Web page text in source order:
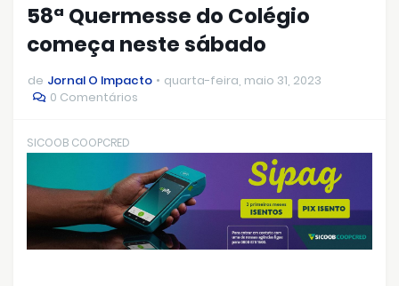
58ª Quermesse do Colégio
começa neste sábado
de Jornal O Impacto
quarta-feira, maio 31, 2023
0 Comentários
SICOOB COOPCRED